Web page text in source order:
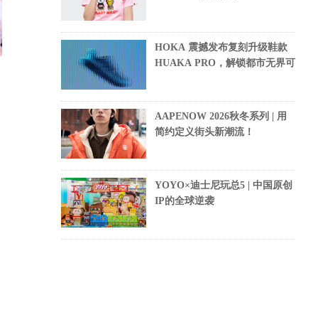
HOKA 震撼发布复刻升级鞋款
HUAKA PRO，解锁都市无界可
AAPENOW 2026秋冬系列 | 用
简约定义街头新潮流！
YOYO×迪士尼玩总5 | 中国原创
IP的全球逆袭